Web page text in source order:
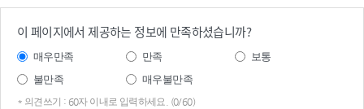
이 페이지에서 제공하는 정보에 만족하셨습니까?
매우만족 만족
보통
불만족
매우불만족
* 의견쓰기 : 60자 이내로 입력하세요. (0/60)